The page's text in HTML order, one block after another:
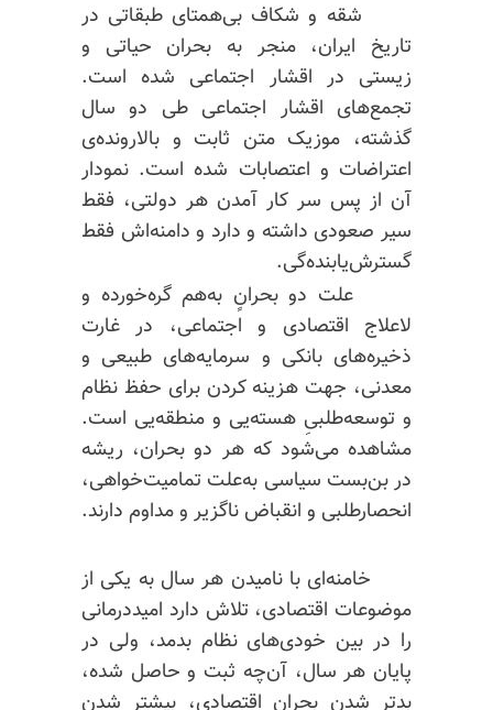
شقه و شکاف بی‌همتای طبقاتی در
تاریخ ایران، منجر به بحران حیاتی و
زیستی در اقشار اجتماعی شده است.
تجمع‌های اقشار اجتماعی طی دو سال
گذشته، موزیک متن ثابت و بالارونده‌ی
اعتراضات و اعتصابات شده است. نمودار
آن از پس سر کار آمدن هر دولتی، فقط
سیر صعودی داشته و دارد و دامنه‌اش فقط
گسترش‌یابنده‌گی.
علت دو بحرانٍ به‌هم گره‌خورده‌ و
لاعلاج اقتصادی و اجتماعی، در غارت
ذخیره‌های بانکی و سرمایه‌های طبیعی و
معدنی، جهت هزینه کردن برای حفظ نظام
و توسعه‌طلبیِ هسته‌یی و منطقه‌یی است.
مشاهده می‌شود که هر دو بحران، ریشه
در بن‌بست سیاسی به‌علت تمامیت‌خواهی،
انحصارطلبی و انقباض ناگزیر و مداوم دارند.
خامنه‌ای با نامیدن هر سال به یکی از
موضوعات اقتصادی، تلاش دارد امیددرمانی
را در بین خودی‌های نظام بدمد، ولی در
پایان هر سال، آن‌چه ثبت و حاصل شده،
بدتر شدن بحران اقتصادی، بیشتر شدن